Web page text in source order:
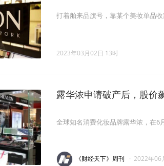
打着舶来品旗号，靠某个美妆单品
2023年03月02日 13时
露华浓申请破产后，股价
全球知名消费化妆品牌露华浓，在6
《财经天下》周刊 · 2022年06